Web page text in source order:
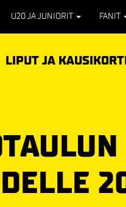
U20 JA JUNIORIT FANIT
LIPUT JA